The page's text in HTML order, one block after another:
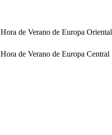
Hora de Verano de Europa Oriental
Hora de Verano de Europa Central